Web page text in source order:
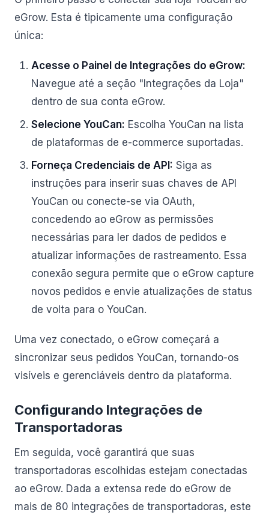
eGrow. Esta é tipicamente uma configuração
única:
Acesse o Painel de Integrações do eGrow:
Navegue até a seção "Integrações da Loja"
dentro de sua conta eGrow.
Selecione YouCan: Escolha YouCan na lista
de plataformas de e-commerce suportadas.
Forneça Credenciais de API: Siga as
instruções para inserir suas chaves de API
YouCan ou conecte-se via OAuth,
concedendo ao eGrow as permissões
necessárias para ler dados de pedidos e
atualizar informações de rastreamento. Essa
conexão segura permite que o eGrow capture
novos pedidos e envie atualizações de status
de volta para o YouCan.
Uma vez conectado, o eGrow começará a
sincronizar seus pedidos YouCan, tornando-os
visíveis e gerenciáveis dentro da plataforma.
Configurando Integrações de
Transportadoras
Em seguida, você garantirá que suas
transportadoras escolhidas estejam conectadas
ao eGrow. Dada a extensa rede do eGrow de
mais de 80 integrações de transportadoras, este